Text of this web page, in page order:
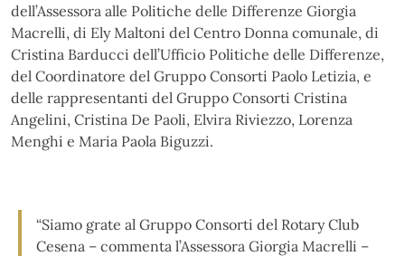
dell’Assessora alle Politiche delle Differenze Giorgia
Macrelli, di Ely Maltoni del Centro Donna comunale, di
Cristina Barducci dell’Ufficio Politiche delle Differenze,
del Coordinatore del Gruppo Consorti Paolo Letizia, e
delle rappresentanti del Gruppo Consorti Cristina
Angelini, Cristina De Paoli, Elvira Riviezzo, Lorenza
Menghi e Maria Paola Biguzzi.
“Siamo grate al Gruppo Consorti del Rotary Club
Cesena – commenta l’Assessora Giorgia Macrelli –